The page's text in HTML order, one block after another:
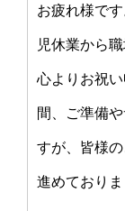
お疲れ様で
児休業から
心よりお祝
間、ご準備
すが、皆様
進めており